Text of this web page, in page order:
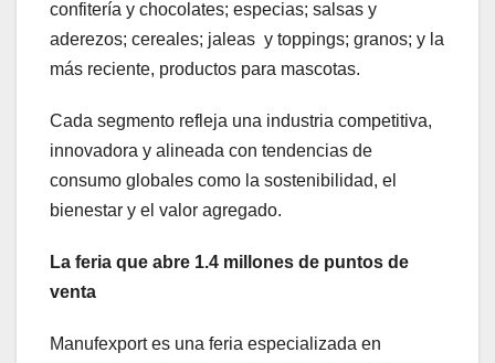
confitería y chocolates; especias; salsas y
aderezos; cereales; jaleas y toppings; granos; y la
más reciente, productos para mascotas.
Cada segmento refleja una industria competitiva,
innovadora y alineada con tendencias de
consumo globales como la sostenibilidad, el
bienestar y el valor agregado.
La feria que abre 1.4 millones de puntos de
venta
Manufexport es una feria especializada en